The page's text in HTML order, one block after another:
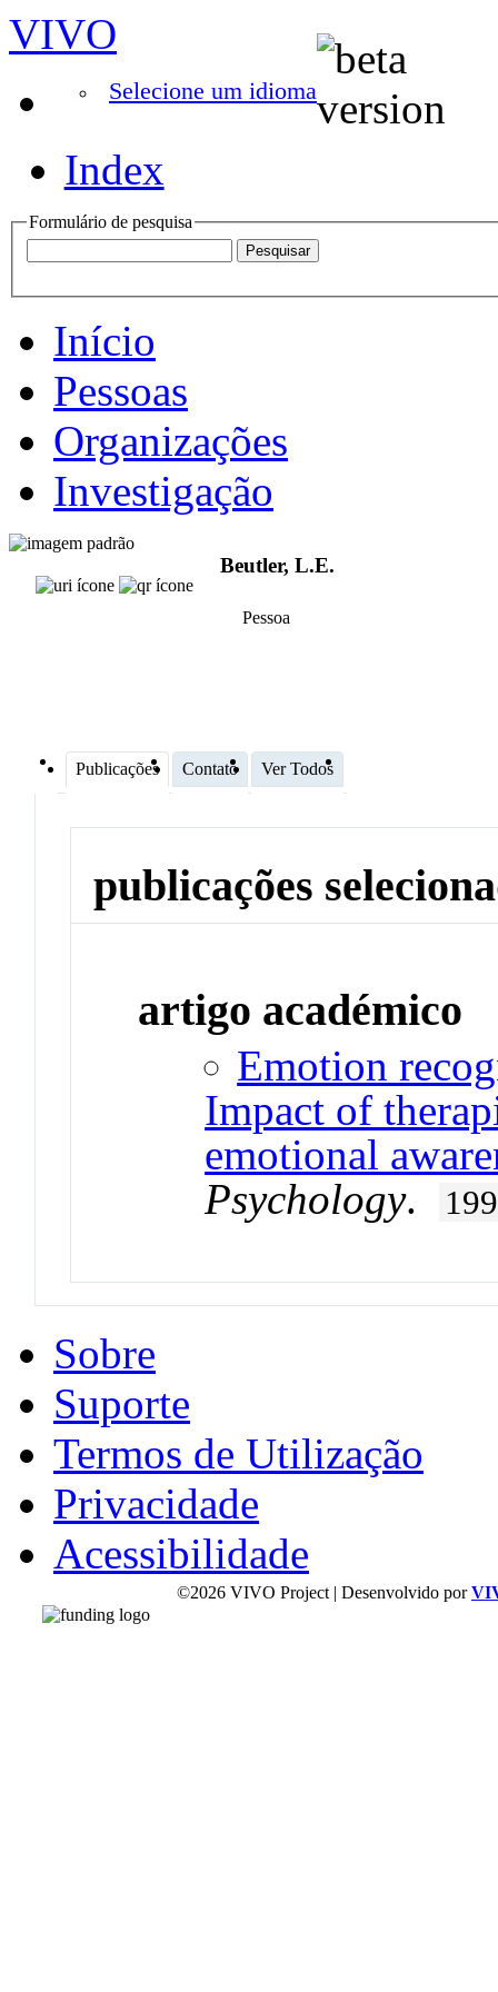
VIVO
Selecione um idioma
Index
Formulário de pesquisa
Início
Pessoas
Organizações
Investigação
Beutler, L.E.
Pessoa
Publicações Contato Ver Todos
publicações
artigo académico
Emotion
Impact of
emotional
Psychology.
Sobre
Suporte
Termos de Utilização
Privacidade
Acessibilidade
©2026 VIVO Project | Desenvolvido por